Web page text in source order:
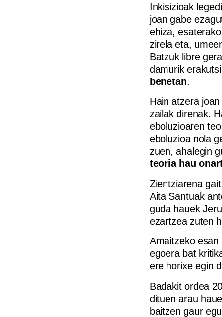
Inkisizioak
joan gabe
ehiza,
zirela eta,
Batzuk libre
damurik
benetan
Hain atzera
zailak direnak.
eboluzioaren
eboluzioa nola
zuen, ahalegin
teoria hau
Zientziarena
Aita Santuak
guda hauek
ezartzea zuten
Amaitzeko
egoera bat
ere horixe egin
Badakit ordea
dituen arau
baitzen gaur